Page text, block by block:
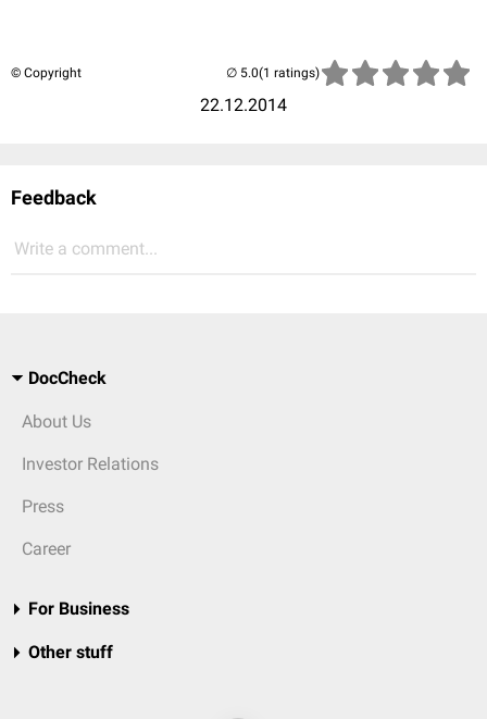
© Copyright
22.12.2014
(1 ratings)
Feedback
Write a comment...
DocCheck
About Us
Investor Relations
Press
Career
For Business
Other stuff